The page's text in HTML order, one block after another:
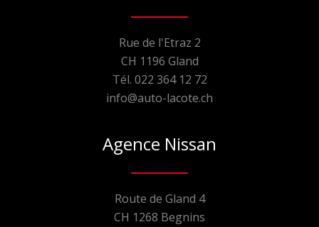
Rue de l'Etraz 2
CH 1196 Gland
Tél. 022 364 12 72
info@auto-lacote.ch
Agence Nissan
Route de Gland 4
CH 1268 Begnins